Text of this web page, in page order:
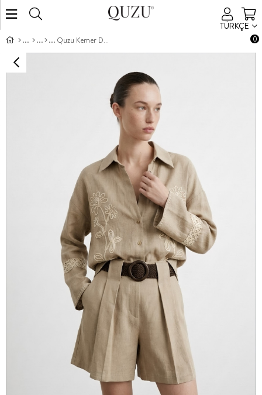
TÜRKÇE
0
Quzu Kemer Detaylı Şort Bej